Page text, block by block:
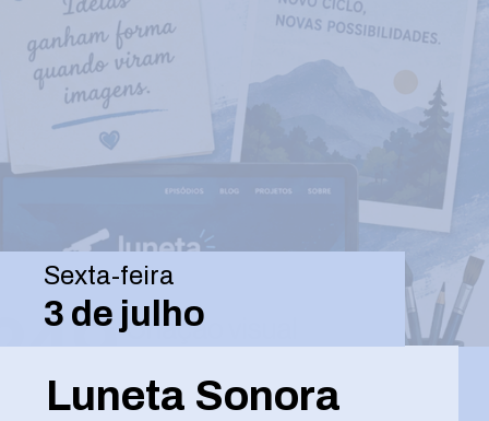
Luneta Sonora
Sexta-feira
3 de julho